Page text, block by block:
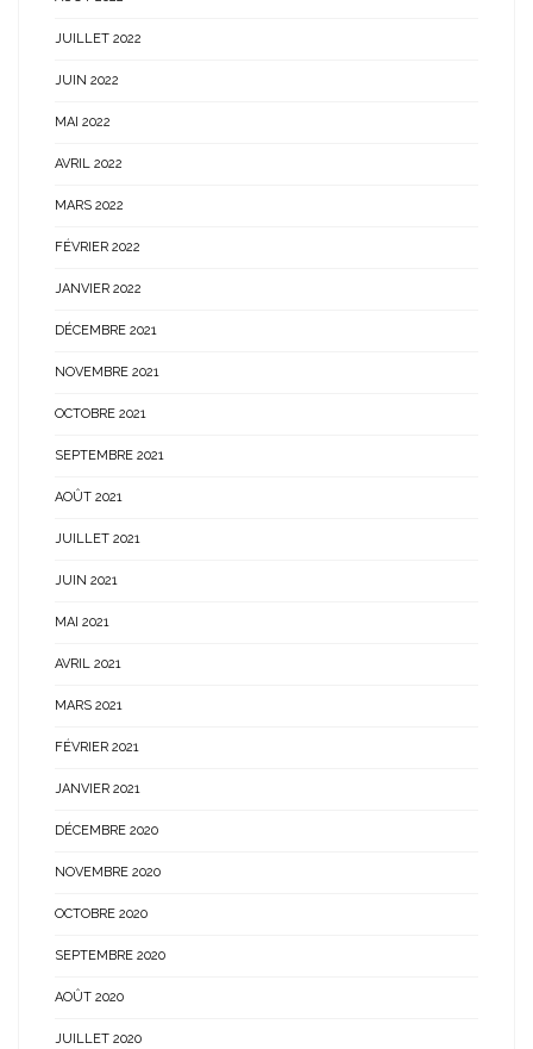
JUILLET 2022
JUIN 2022
MAI 2022
AVRIL 2022
MARS 2022
FÉVRIER 2022
JANVIER 2022
DÉCEMBRE 2021
NOVEMBRE 2021
OCTOBRE 2021
SEPTEMBRE 2021
AOÛT 2021
JUILLET 2021
JUIN 2021
MAI 2021
AVRIL 2021
MARS 2021
FÉVRIER 2021
JANVIER 2021
DÉCEMBRE 2020
NOVEMBRE 2020
OCTOBRE 2020
SEPTEMBRE 2020
AOÛT 2020
JUILLET 2020